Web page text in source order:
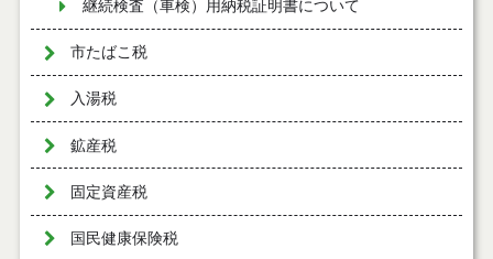
継続検査（車検）用納税証明書について
市たばこ税
入湯税
鉱産税
固定資産税
国民健康保険税